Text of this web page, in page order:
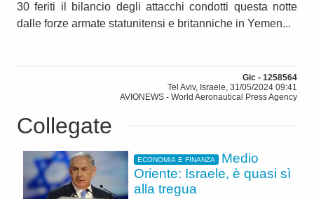
30 feriti il bilancio degli attacchi condotti questa notte
dalle forze armate statunitensi e britanniche in Yemen...
Gic - 1258564
Tel Aviv, Israele, 31/05/2024 09:41
AVIONEWS - World Aeronautical Press Agency
Collegate
ECONOMIA E FINANZA
Medio
Oriente: Israele, è quasi sì
alla tregua